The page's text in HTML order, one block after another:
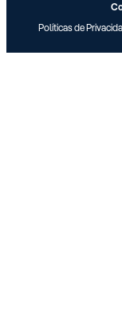
Políticas de